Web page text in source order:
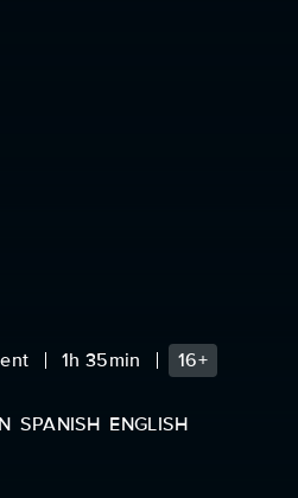
1h 35min
16+
SPANISH ENGLISH